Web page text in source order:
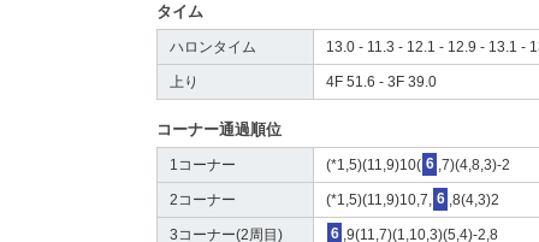
タイム
ハロンタイム 13.0 - 11.3 - 12.1 - 12.9 - 13.1 -
上り 4F 51.6 - 3F 39.0
コーナー通過順位
1コーナー (*1,5)(11,9)10( 6 ,7)(4,8,3)-2
2コーナー (*1,5)(11,9)10,7, 6 ,8(4,3)2
3コーナー(2周目) 6 ,9(11,7)(1,10,3)(5,4)-2,8